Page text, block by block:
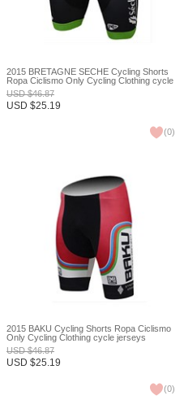
2015 BRETAGNE SÉCHÉ Cycling Shorts
Ropa Ciclismo Only Cycling Clothing cycle
jerseys Ciclismo bicicletas maillot ciclismo
XXS
USD$46.87
USD $25.19
(0)
2015 BAKU Cycling Shorts Ropa Ciclismo
Only Cycling Clothing cycle jerseys
Ciclismo bicicletas maillot ciclismo XXS
USD$46.87
USD $25.19
(0)